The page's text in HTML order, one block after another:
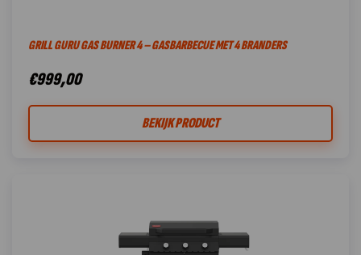
GRILL GURU GAS BURNER 4 – GASBARBECUE MET 4 BRANDERS
€999,00
BEKIJK PRODUCT